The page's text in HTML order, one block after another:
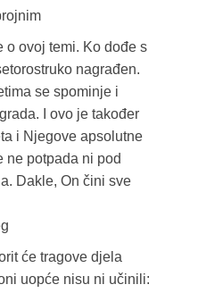
o ovoj temi. Ko dođe s
nagrađen.
se spominje i
I ovo je također
i Njegove apsolutne
ne potpada ni pod
Dakle, On čini sve
će tragove djela
uopće nisu ni učinili: